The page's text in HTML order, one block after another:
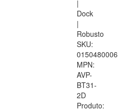
|
Dock
|
Robusto
SKU:
0150480006
MPN:
AVP-
BT31-
2D
Produto: